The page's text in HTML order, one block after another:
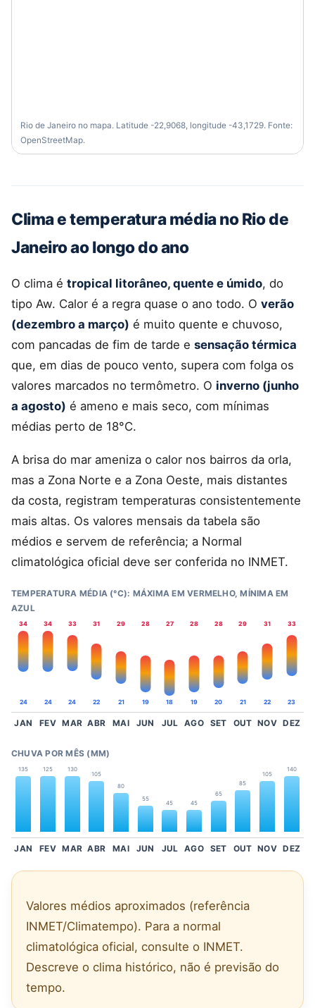
Rio de Janeiro no mapa. Latitude -22,9068, longitude -43,1729. Fonte:
OpenStreetMap.
Clima e temperatura média no Rio de
Janeiro ao longo do ano
O clima é tropical litorâneo, quente e úmido, do
tipo Aw. Calor é a regra quase o ano todo. O verão
(dezembro a março) é muito quente e chuvoso,
com pancadas de fim de tarde e sensação térmica
que, em dias de pouco vento, supera com folga os
valores marcados no termômetro. O inverno (junho
a agosto) é ameno e mais seco, com mínimas
médias perto de 18°C.
A brisa do mar ameniza o calor nos bairros da orla,
mas a Zona Norte e a Zona Oeste, mais distantes
da costa, registram temperaturas consistentemente
mais altas. Os valores mensais da tabela são
médios e servem de referência; a Normal
climatológica oficial deve ser conferida no INMET.
TEMPERATURA MÉDIA (°C): MÁXIMA EM VERMELHO, MÍNIMA EM
AZUL
34
24
34
24
33
24
31
22
29
21
28
19
27
18
28
19
28
20
29
21
31
22
33
23
JAN FEV MAR ABR MAI JUN JUL AGO SET OUT NOV DEZ
CHUVA POR MÊS (MM)
135 125 130
105
80
55
45 45
65
85
105
140
JAN FEV MAR ABR MAI JUN JUL AGO SET OUT NOV DEZ
Valores médios aproximados (referência
INMET/Climatempo). Para a normal
climatológica oficial, consulte o INMET.
Descreve o clima histórico, não é previsão do
tempo.